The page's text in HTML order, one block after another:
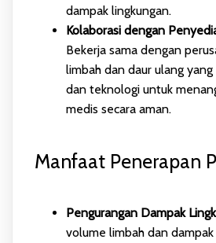
dampak lingkungan.
Kolaborasi dengan
Bekerja sama dengan
limbah dan daur ulang
dan teknologi untuk
medis secara aman.
Manfaat Penerapan
Pengurangan Dampak
volume limbah dan